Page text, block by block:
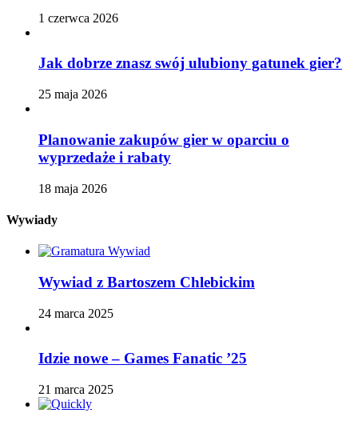
1 czerwca 2026
Jak dobrze znasz swój ulubiony gatunek gier?
25 maja 2026
Planowanie zakupów gier w oparciu o
wyprzedaże i rabaty
18 maja 2026
Wywiady
Wywiad z Bartoszem Chlebickim
24 marca 2025
Idzie nowe – Games Fanatic ’25
21 marca 2025